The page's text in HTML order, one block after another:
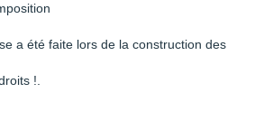
a été faite lors de la construction des
!.